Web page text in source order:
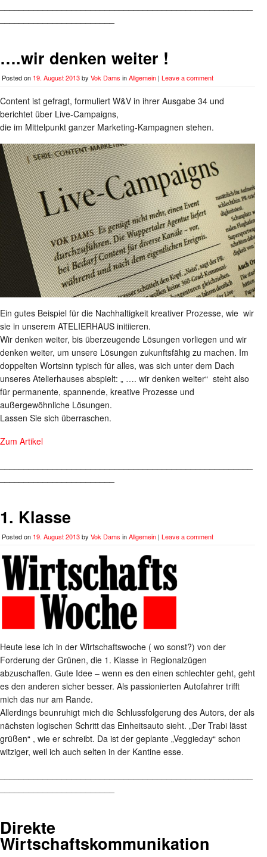
….wir denken weiter !
Posted on 19. August 2013by Vok Dams inAllgemein | Leave a comment
Content ist gefragt, formuliert W&V in ihrer Ausgabe 34 und
berichtet über Live-Campaigns,
die im Mittelpunkt ganzer Marketing-Kampagnen stehen.
Ein gutes Beispiel für die Nachhaltigkeit kreativer Prozesse, wie wir
sie in unserem ATELIERHAUS initiieren.
Wir denken weiter, bis überzeugende Lösungen vorliegen und wir
denken weiter, um unsere Lösungen zukunftsfähig zu machen. Im
doppelten Wortsinn typisch für alles, was sich unter dem Dach
unseres Atelierhauses abspielt: „ …. wir denken weiter“ steht also
für permanente, spannende, kreative Prozesse und
außergewöhnliche Lösungen.
Lassen Sie sich überraschen.
Zum Artikel
1. Klasse
Posted on 19. August 2013by Vok Dams inAllgemein | Leave a comment
Heute lese ich in der Wirtschaftswoche ( wo sonst?) von der
Forderung der Grünen, die 1. Klasse in Regionalzügen
abzuschaffen. Gute Idee – wenn es den einen schlechter geht, geht
es den anderen sicher besser. Als passionierten Autofahrer trifft
mich das nur am Rande.
Allerdings beunruhigt mich die Schlussfolgerung des Autors, der als
nächsten logischen Schritt das Einheitsauto sieht. „Der Trabi lässt
grüßen“ , wie er schreibt. Da ist der geplante „Veggieday“ schon
witziger, weil ich auch selten in der Kantine esse.
Direkte
Wirtschaftskommunikation